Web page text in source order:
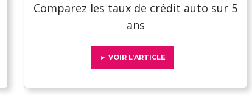
Comparez les taux de crédit auto sur 5
ans
► VOIR L’ARTICLE